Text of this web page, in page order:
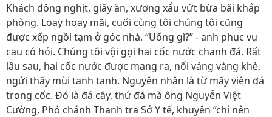
Khách đông nghịt, giấy ăn, xương xẩu vứt bừa bãi khắp
phòng. Loay hoay mãi, cuối cùng tôi chúng tôi cũng
được xếp ngồi tạm ở góc nhà. “Uống gì?” - anh phục vụ
cau có hỏi. Chúng tôi vội gọi hai cốc nước chanh đá. Rất
lâu sau, hai cốc nước được mang ra, nổi váng vàng khè,
ngửi thấy mùi tanh tanh. Nguyên nhân là từ mấy viên đá
trong cốc. Đó là đá cây, thứ đá mà ông Nguyễn Việt
Cường, Phó chánh Thanh tra Sở Y tế, khuyên “chỉ nên